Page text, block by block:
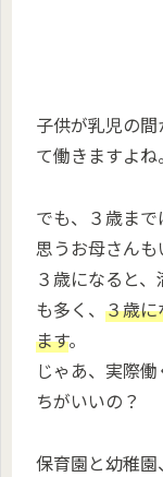
子供が乳児の
て働きますよね。
でも、３歳ま
思うお母さんも
３歳になると
も多く、 ３歳に
ます。
じゃあ、実際
ちがいいの？
保育園と幼稚